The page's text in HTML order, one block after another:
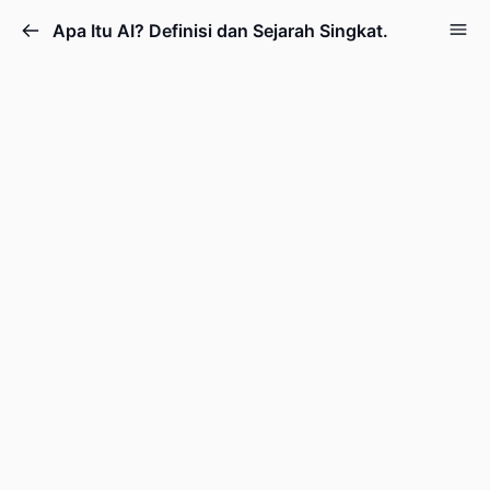
Apa Itu AI? Definisi dan Sejarah Singkat.